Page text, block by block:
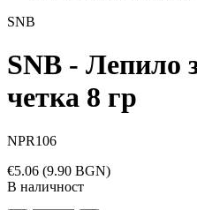
SNB
SNB - Лепило
четка 8 гр
NPR106
€5.06 (9.90 BGN)
В наличност